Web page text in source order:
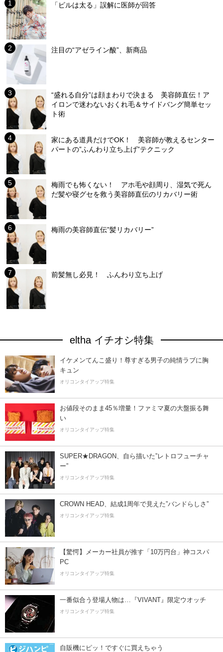
「ピルは太る」誤解に医師が回答
注目の“アゼライン酸”、新商品
“盛れる自分”は顔まわりで決まる 美容師直伝！ア
イロンで迷わないおくれ毛＆サイドバング簡単セッ
ト術
家にある道具だけでOK！ 美容師が教えるセンター
パートの”ふんわり立ち上げ”テクニック
梅雨でも怖くない！ アホ毛や顔周り、湿気で死ん
だ髪や寝グセを救う美容師直伝のリカバリー術
梅雨の美容師直伝”髪リカバリー”
前髪無し必見！ ふんわり立ち上げ
eltha イチオシ特集
イケメンてんこ盛り！尊すぎる男子の純情ラブに胸
キュン
オリコンタイアップ特集
お値段そのまま45％増量！ファミマ夏の大盤振る舞
い
オリコンタイアップ特集
SUPER★DRAGON、自ら描いた”レトロフューチャ
ー”
オリコンタイアップ特集
CROWN HEAD、結成1周年で見えた”バンドらしさ”
オリコンタイアップ特集
【驚愕】メーカー社員が推す「10万円台」神コスパ
PC
オリコンタイアップ特集
一番似合う登場人物は…『VIVANT』限定ウオッチ
オリコンタイアップ特集
自販機にピッ！ですぐに買えちゃう